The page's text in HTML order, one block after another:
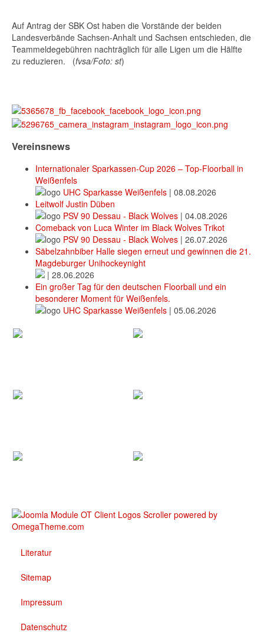
Auf Antrag der SBK Ost haben die Vorstände der beiden
Landesverbände Sachsen-Anhalt und Sachsen entschieden, die
Teammeldegebühren nachträglich für alle Ligen um die Hälfte
zu reduzieren. (fvsa/Foto: st)
Vereinsnews
Internationaler Sparkassen-Cup 2026 – Top-Floorball in
Weißenfels
UHC Sparkasse Weißenfels | 08.08.2026
Leitwolf Justin Düben
PSV 90 Dessau - Black Wolves | 04.08.2026
Comeback von Luca Winter im Black Wolves Trikot
PSV 90 Dessau - Black Wolves | 26.07.2026
Säbelzahnbiber Halle siegen erneut und gewinnen die 21.
Magdeburger Unihockeynight
| 28.06.2026
Ein großer Tag für den deutschen Floorball und ein
besonderer Moment für Weißenfels.
UHC Sparkasse Weißenfels | 05.06.2026
Literatur
Sitemap
Impressum
Datenschutz